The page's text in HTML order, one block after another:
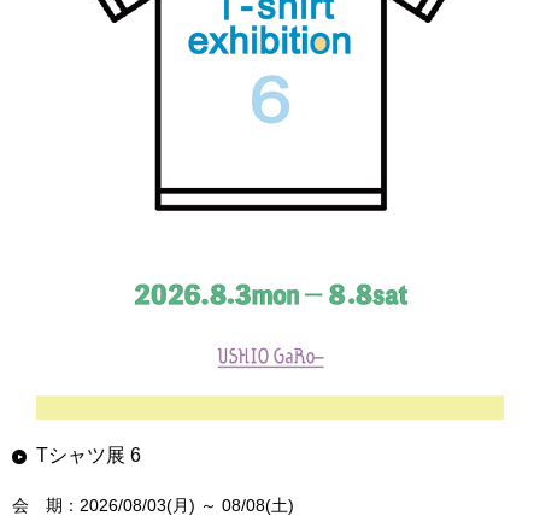
Tシャツ展 6
会 期：2026/08/03(月) ～ 08/08(土)